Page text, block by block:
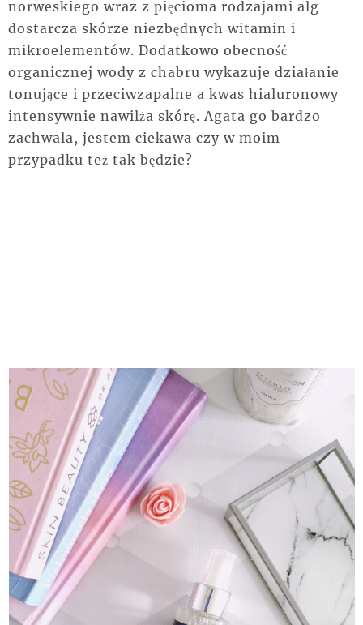
norweskiego wraz z pięcioma rodzajami alg
dostarcza skórze niezbędnych witamin i
mikroelementów. Dodatkowo obecność
organicznej wody z chabru wykazuje działanie
tonujące i przeciwzapalne a kwas hialuronowy
intensywnie nawilża skórę. Agata go bardzo
zachwala, jestem ciekawa czy w moim
przypadku też tak będzie?